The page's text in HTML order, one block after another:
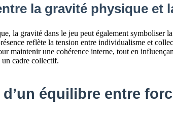
la gravité physique et
la gravité dans le jeu peut également
reflète la tension entre individualisme et
maintenir une cohérence interne, tout en
cadre collectif.
équilibre entre